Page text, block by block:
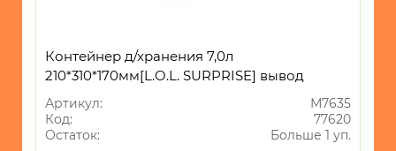
Контейнер д/хранения 7,0л
210*310*170мм[L.O.L. SURPRISE] вывод
Артикул:
М7635
Код:
77620
Остаток:
Больше 1 уп.